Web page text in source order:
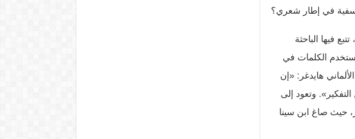
في إطار شعري؟
تتبع فيها الباحثة
الكلمات في
هايدغر: «إن
وتعود إلى
حيث صاغ ابن سينا